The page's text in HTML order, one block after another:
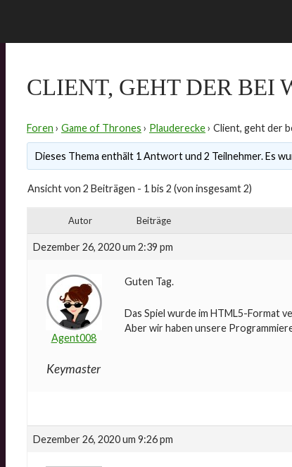
CLIENT, GEHT DER BEI
Foren › Game of Thrones › Plauderecke› Client, geht der
Dieses Thema enthält 1 Antwort und 2 Teilnehmer. Es
Ansicht von 2 Beiträgen - 1 bis 2 (von insgesamt 2)
Autor Beiträge
Dezember 26, 2020 um 2:39 pm
Agent008
Keymaster
Guten Tag.
Das Spiel wurde im HTML5-Format
Aber wir haben unsere
Dezember 26, 2020 um 9:26 pm